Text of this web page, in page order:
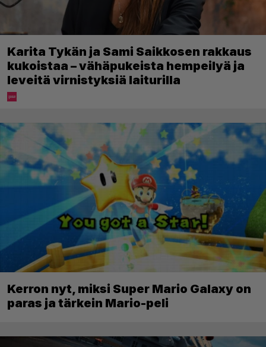
Karita Tykän ja Sami Saikkosen rakkaus
kukoistaa – vähäpukeista hempeilyä ja
leveitä virnistyksiä laiturilla
Kerron nyt, miksi Super Mario Galaxy on
paras ja tärkein Mario-peli